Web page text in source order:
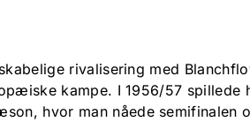
rivalisering med
kampe. I 1956/57 spillede
hvor man nåede semifinalen